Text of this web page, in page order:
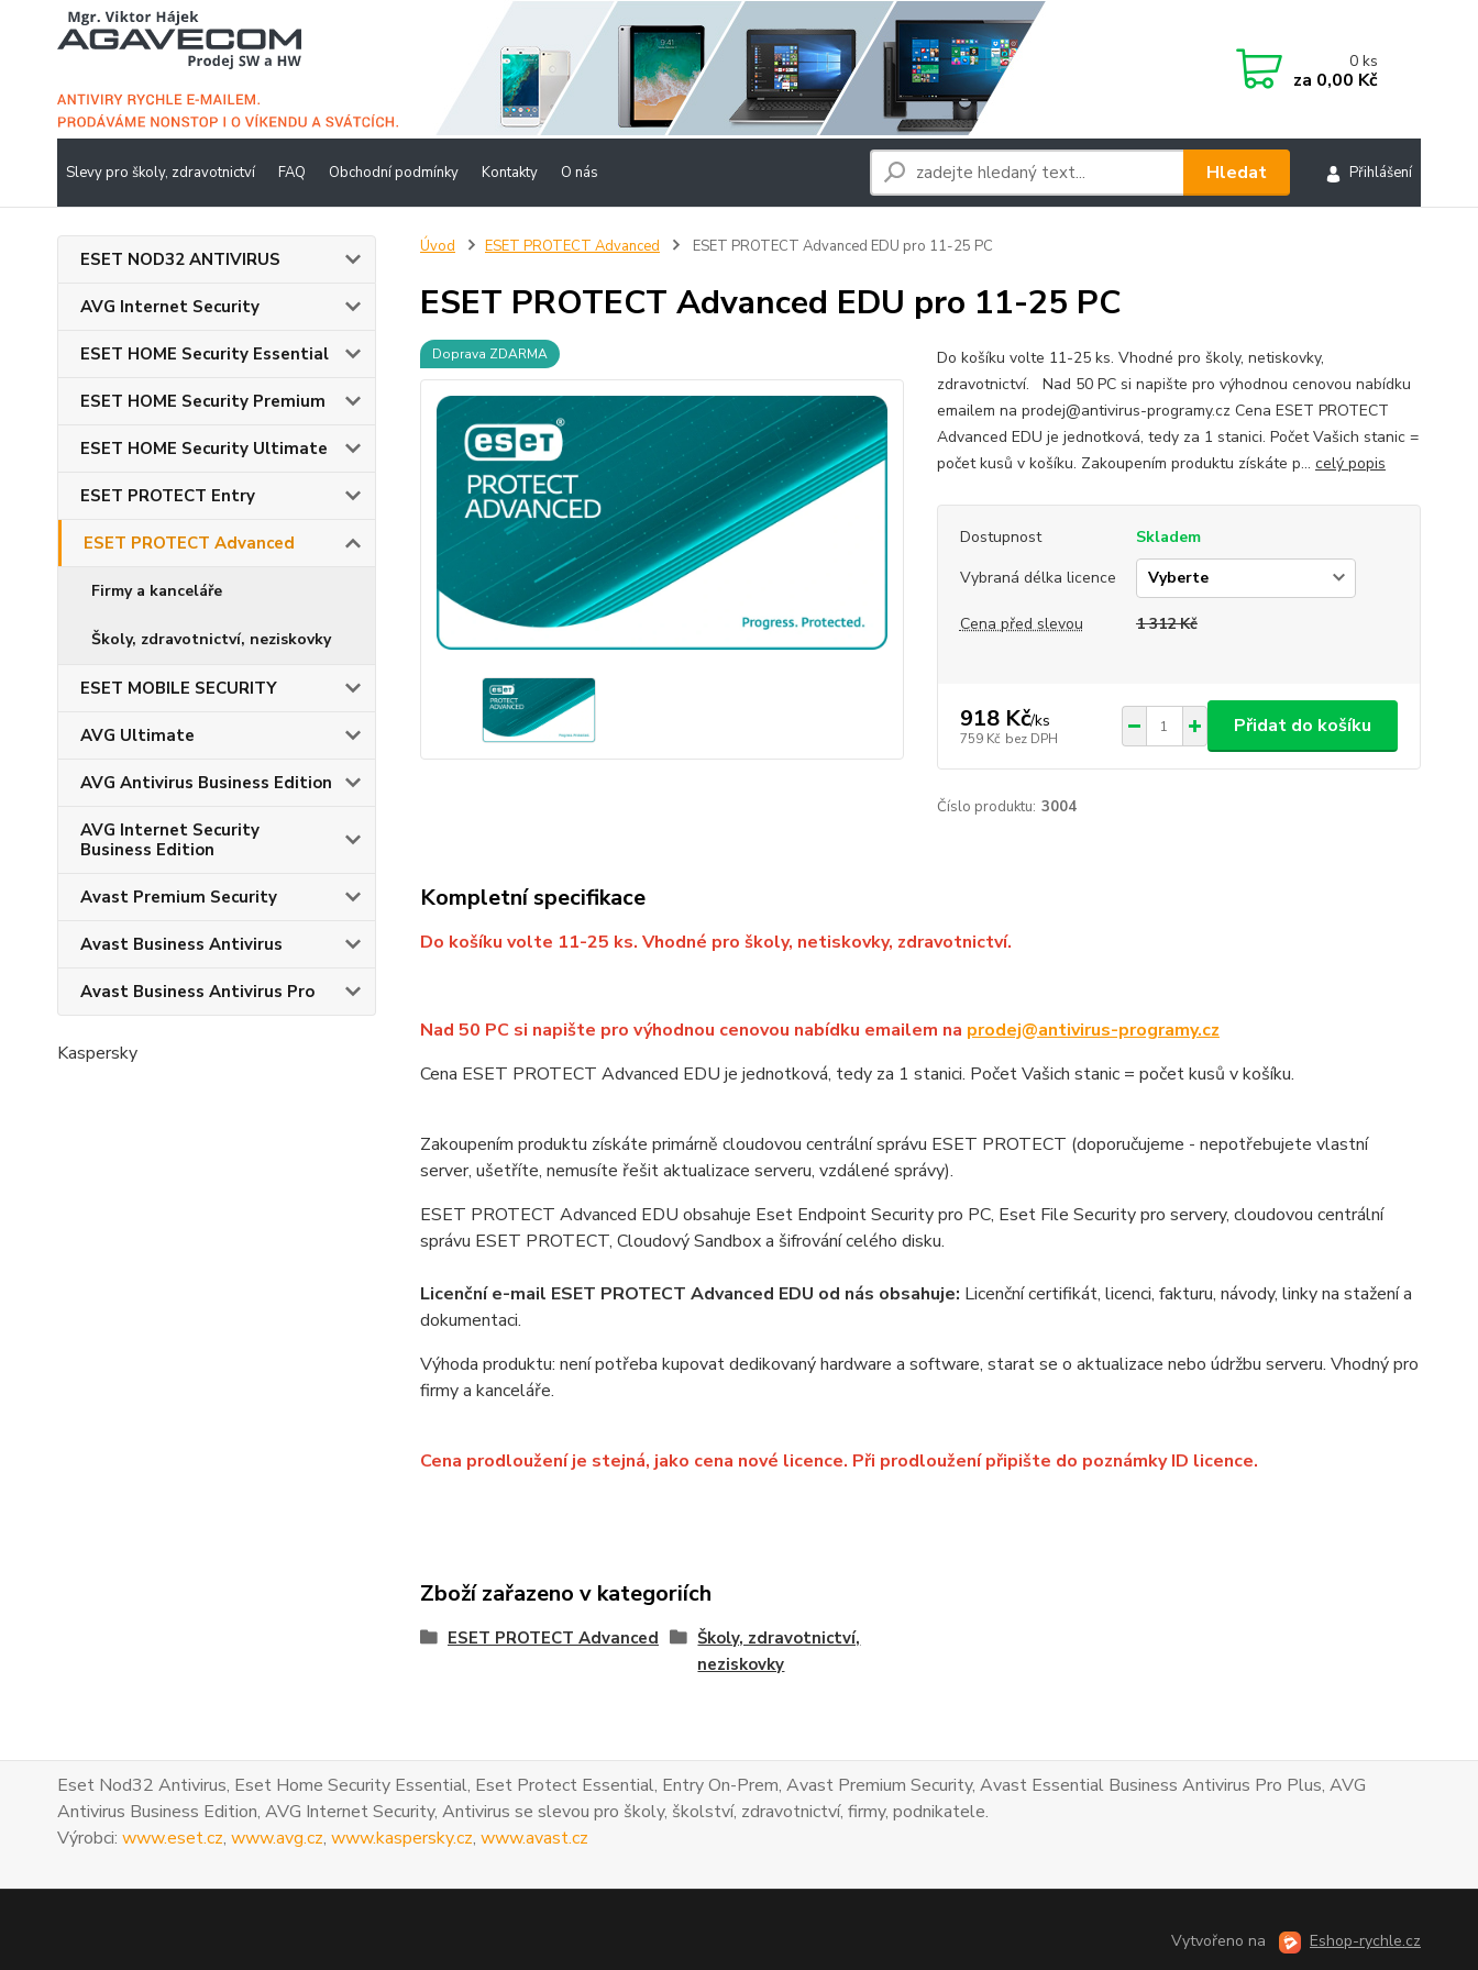
Slevy pro školy, zdravotnictví FAQ Obchodní podmínky Kontakty O nás Přihlášení
Hledat
0ks
za 0,00 Kč
ESET NOD32 ANTIVIRUS
AVG Internet Security
ESET HOME Security Essential
ESET HOME Security Premium
ESET HOME Security Ultimate
ESET PROTECT Entry
ESET PROTECT Advanced
Firmy a kanceláře
Školy, zdravotnictví, neziskovky
ESET MOBILE SECURITY
AVG Ultimate
AVG Antivirus Business Edition
AVG Internet Security
Business Edition
Avast Premium Security
Avast Business Antivirus
Avast Business Antivirus Pro
Kaspersky
Úvod ESET PROTECT Advanced ESET PROTECT Advanced EDU pro 11-25 PC
ESET PROTECT Advanced EDU pro 11-25 PC
Doprava ZDARMA
Do košíku volte 11-25 ks. Vhodné pro školy, netiskovky,
zdravotnictví. Nad 50 PC si napište pro výhodnou cenovou nabídku
emailem na prodej@antivirus-programy.cz Cena ESET PROTECT
Advanced EDU je jednotková, tedy za 1 stanici. Počet Vašich stanic =
počet kusů v košíku. Zakoupením produktu získáte p... celý popis
Dostupnost
Skladem
Vybraná délka licence
Cena před slevou 1 312 Kč
918 Kč/ks
759 Kč bez DPH
Přidat do košíku
Číslo produktu: 3004
Kompletní specifikace
Do košíku volte 11-25 ks. Vhodné pro školy, netiskovky, zdravotnictví.
Nad 50 PC si napište pro výhodnou cenovou nabídku emailem na prodej@antivirus-programy.cz
Cena ESET PROTECT Advanced EDU je jednotková, tedy za 1 stanici. Počet Vašich stanic = počet kusů v košíku.
Zakoupením produktu získáte primárně cloudovou centrální správu ESET PROTECT (doporučujeme - nepotřebujete vlastní
server, ušetříte, nemusíte řešit aktualizace serveru, vzdálené správy).
ESET PROTECT Advanced EDU obsahuje Eset Endpoint Security pro PC, Eset File Security pro servery, cloudovou centrální
správu ESET PROTECT, Cloudový Sandbox a šifrování celého disku.
Licenční e-mail ESET PROTECT Advanced EDU od nás obsahuje: Licenční certifikát, licenci, fakturu, návody, linky na stažení a
dokumentaci.
Výhoda produktu: není potřeba kupovat dedikovaný hardware a software, starat se o aktualizace nebo údržbu serveru. Vhodný pro
firmy a kanceláře.
Cena prodloužení je stejná, jako cena nové licence. Při prodloužení připište do poznámky ID licence.
Zboží zařazeno v kategoriích
ESET PROTECT Advanced
Školy, zdravotnictví,
neziskovky
Eset Nod32 Antivirus, Eset Home Security Essential, Eset Protect Essential, Entry On-Prem, Avast Premium Security, Avast Essential Business Antivirus Pro Plus, AVG
Antivirus Business Edition, AVG Internet Security, Antivirus se slevou pro školy, školství, zdravotnictví, firmy, podnikatele.
Výrobci: www.eset.cz, www.avg.cz, www.kaspersky.cz, www.avast.cz
Vytvořeno na Eshop-rychle.cz